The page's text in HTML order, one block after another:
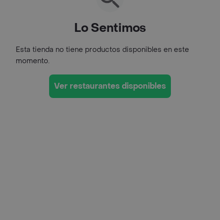
Lo Sentimos
Esta tienda no tiene productos disponibles en este
momento.
Ver restaurantes disponibles